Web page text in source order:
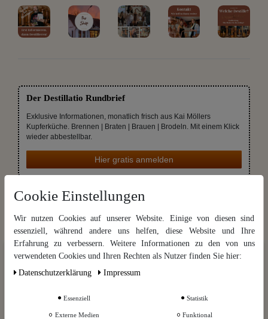
Der Destillatio Rundbrief
Exklusive Informationen, monatlich frisch aus Kai Möllers
Kupferküche. Brennen | Braten | Brauen | Brodeln. Mit einem Klick
wieder abbestellbar.
Hier gratis anmelden
Kategorien
Marken
Kleingedrucktes
Destillatio
Wir nutzen Cookies auf unserer Website. Einige von diesen sind
zu verbessern. Weitere Informationen zu den von uns verwendeten
und unserem
Cookie Einstellungen
Wir nutzen Cookies auf unserer Website. Einige von diesen sind
essenziell, während andere uns helfen, diese Website und Ihre
Erfahrung zu verbessern. Weitere Informationen zu den von uns
verwendeten Cookies und Ihren Rechten als Nutzer finden Sie hier:
Daten­schutz­erklärung
Impressum
Essenziell Statistik
Externe Medien Funktional